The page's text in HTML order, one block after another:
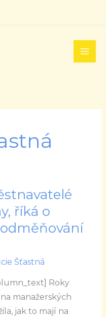
říká o
Šťastná
Roky
manažerských
jak to mají na